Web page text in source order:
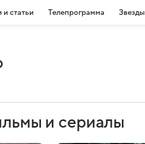
и статьи Телепрограмма Звезды
и сериалы